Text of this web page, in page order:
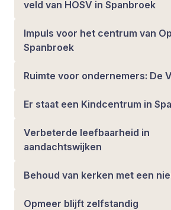
veld van HOSV in Spanbroek
Impuls voor het centrum van
Spanbroek
Ruimte voor ondernemers: De
Er staat een Kindcentrum in
Verbeterde leefbaarheid in
aandachtswijken
Behoud van kerken met een
Opmeer blijft zelfstandig